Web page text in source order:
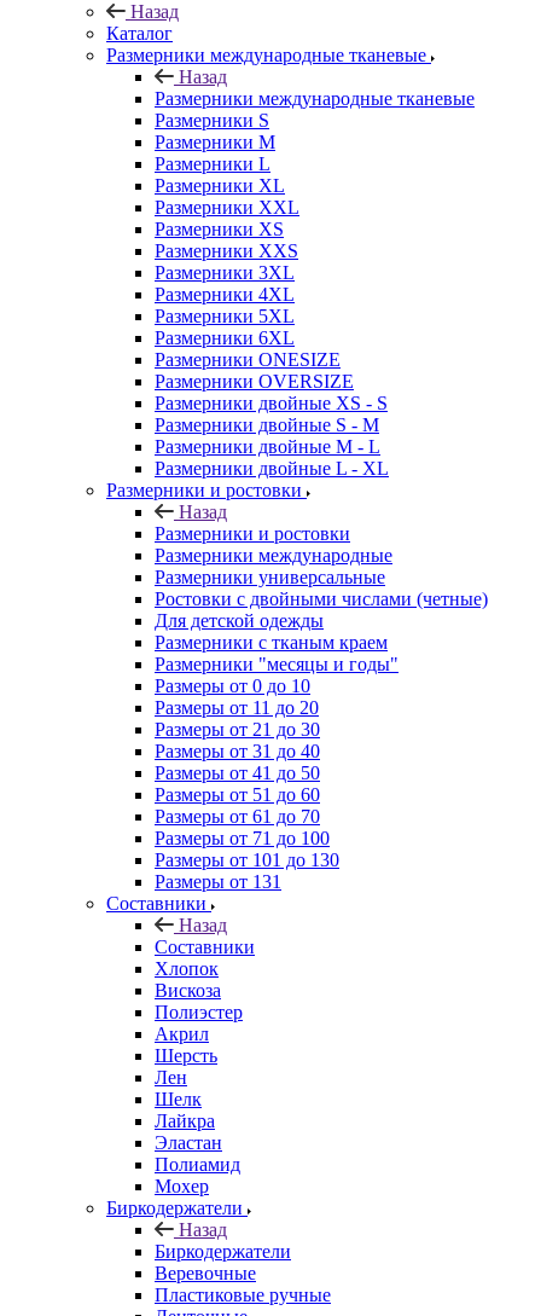
Назад
Каталог
Размерники международные тканевые
Назад
Размерники международные тканевые
Размерники S
Размерники M
Размерники L
Размерники XL
Размерники XXL
Размерники XS
Размерники XXS
Размерники 3XL
Размерники 4XL
Размерники 5XL
Размерники 6XL
Размерники ONESIZE
Размерники OVERSIZE
Размерники двойные XS - S
Размерники двойные S - M
Размерники двойные M - L
Размерники двойные L - XL
Размерники и ростовки
Назад
Размерники и ростовки
Размерники международные
Размерники универсальные
Ростовки с двойными числами (четные)
Для детской одежды
Размерники с тканым краем
Размерники "месяцы и годы"
Размеры от 0 до 10
Размеры от 11 до 20
Размеры от 21 до 30
Размеры от 31 до 40
Размеры от 41 до 50
Размеры от 51 до 60
Размеры от 61 до 70
Размеры от 71 до 100
Размеры от 101 до 130
Размеры от 131
Составники
Назад
Составники
Хлопок
Вискоза
Полиэстер
Акрил
Шерсть
Лен
Шелк
Лайкра
Эластан
Полиамид
Мохер
Биркодержатели
Назад
Биркодержатели
Веревочные
Пластиковые ручные